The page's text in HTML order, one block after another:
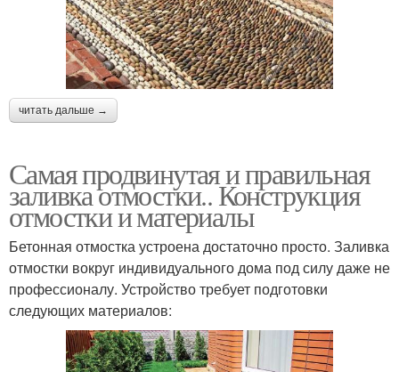
читать дальше →
Самая продвинутая и правильная
заливка отмостки.. Конструкция
отмостки и материалы
Бетонная отмостка устроена достаточно просто. Заливка
отмостки вокруг индивидуального дома под силу даже не
профессионалу. Устройство требует подготовки
следующих материалов: